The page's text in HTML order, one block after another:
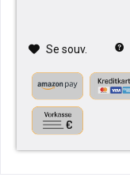
Se souv.